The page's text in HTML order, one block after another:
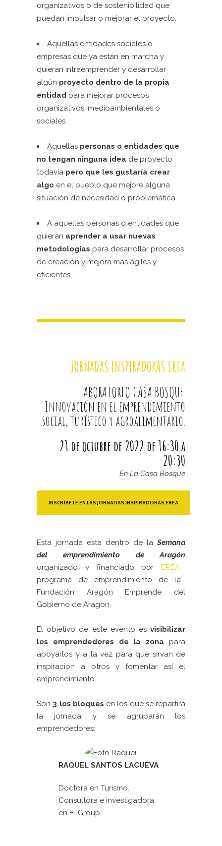
organizativos o de sostenibilidad que
puedan impulsar o mejorar el proyecto.
Aquellas entidades sociales o
empresas que ya están en marcha y
quieran intraemprender y desarrollar
algún proyecto dentro de la propia
entidad para mejorar procesos
organizativos, medioambientales o
sociales.
Aquellas personas o entidades que
no tengan ninguna idea de proyecto
todavía pero que les gustaría crear
algo en el pueblo que mejore alguna
situación de necesidad o problemática.
A aquellas personas o entidades que
quieran aprender a usar nuevas
metodologías para desarrollar procesos
de creación y mejora más ágiles y
eficientes.
JORNADAS INSPIRADORAS EREA
LABORATORIO CASA BOSQUE.
Innovación en el emprendimiento
social, turístico y agroalimentario.
21 de octubre de 2022 de 16:30 a
20:30
En La Casa Bosque
INSCRÍBETE EN LAS JORNADAS INSPIRADORAS EREA
Esta jornada está dentro de la Semana
del emprendimiento de Aragón
organizado y financiado porEREA
programa de emprendimiento de la
Fundación Aragón Emprende del
Gobierno de Aragón.
El objetivo de este evento es visibilizar
los emprendedores de la zona para
apoyarlos y a la vez para que sirvan de
inspiración a otros y fomentar así el
emprendimiento.
Son 3 los bloques en los que se repartirá
la jornada y se agruparán los
emprendedores:
RAQUEL SANTOS LACUEVA
Doctora en Turismo.
Consultora e investigadora
en Fi-Group.